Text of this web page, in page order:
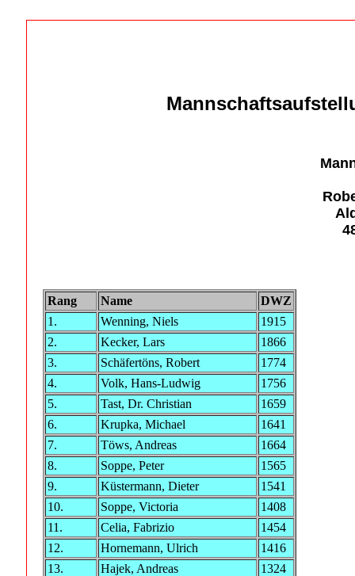
Rang Name
DWZ
1.
Wenning, Niels
1915
2.
Kecker, Lars
1866
3.
Schäfertöns, Robert
1774
4.
Volk, Hans-Ludwig
1756
5.
Tast, Dr. Christian
1659
6.
Krupka, Michael
1641
7.
Töws, Andreas
1664
8.
Soppe, Peter
1565
9.
Küstermann, Dieter
1541
10.
Soppe, Victoria
1408
11.
Celia, Fabrizio
1454
12.
Hornemann, Ulrich
1416
13.
Hajek, Andreas
1324